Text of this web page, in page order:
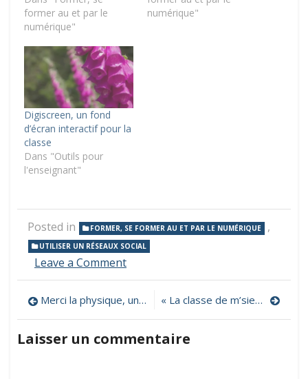
former au et par le
numérique"
numérique"
Digiscreen, un fond
d’écran interactif pour la
classe
Dans "Outils pour
l'enseignant"
Posted in FORMER, SE FORMER AU ET PAR LE NUMÉRIQUE ,
UTILISER UN RÉSEAUX SOCIAL
Leave a Commenton
Youtube
les
profs !
module
Navigation
de
l’article
Merci la physique, une chaîne pour faire des expériences faciles et amusantes à la maison « La classe de m’sieur Fred », une chaine YouTube à vocation éducative
Laisser un commentaire